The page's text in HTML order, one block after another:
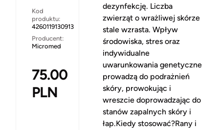
Kod
produktu:
4260119130913
Producent:
Micromed
75.00
PLN
dezynfekcję. Liczba
zwierząt o wrażliwej skórze
stale wzrasta. Wpływ
środowiska, stres oraz
indywidualne
uwarunkowania genetyczne
prowadzą do podrażnień
skóry, prowokując i
wreszcie doprowadzając do
stanów zapalnych skóry i
łap.Kiedy stosować?Rany i